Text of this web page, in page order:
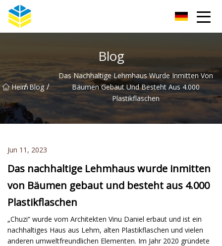
Blog
Heim
/ Blog /
Das Nachhaltige Lehmhaus Wurde Inmitten Von
Bäumen Gebaut Und Besteht Aus 4.000
Plastikflaschen
Jun 11, 2023
Das nachhaltige Lehmhaus wurde inmitten
von Bäumen gebaut und besteht aus 4.000
Plastikflaschen
„Chuzi“ wurde vom Architekten Vinu Daniel erbaut und ist ein
nachhaltiges Haus aus Lehm, alten Plastikflaschen und vielen
anderen umweltfreundlichen Elementen. Im Jahr 2020 gründete